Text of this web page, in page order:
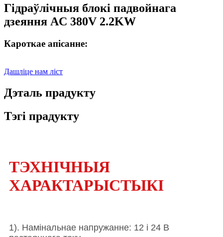
Гідраўлічныя блокі падвойнага
дзеяння AC 380V 2.2KW
Кароткае апісанне:
Дашліце нам ліст
Дэталь прадукту
Тэгі прадукту
ТЭХНІЧНЫЯ
ХАРАКТАРЫСТЫКІ
1). Намінальнае напружанне: 12 і 24 В